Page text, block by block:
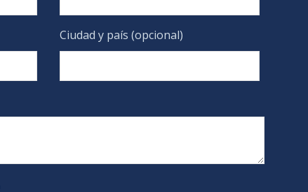
Ciudad y país (opcional)